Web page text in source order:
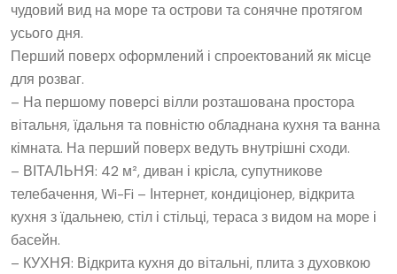
чудовий вид на море та острови та сонячне протягом
усього дня.
Перший поверх оформлений і спроектований як місце
для розваг.
– На першому поверсі вілли розташована простора
вітальня, їдальня та повністю обладнана кухня та ванна
кімната. На перший поверх ведуть внутрішні сходи.
– ВІТАЛЬНЯ: 42 м², диван і крісла, супутникове
телебачення, Wi-Fi – Інтернет, кондиціонер, відкрита
кухня з їдальнею, стіл і стільці, тераса з видом на море і
басейн.
– КУХНЯ: Відкрита кухня до вітальні, плита з духовкою